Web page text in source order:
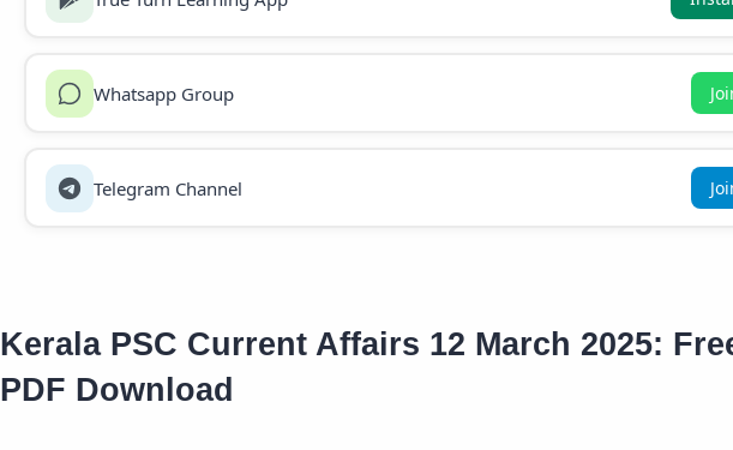
Whatsapp Group
Telegram Channel
Kerala PSC Current Affairs 12 March 2025:
PDF Download